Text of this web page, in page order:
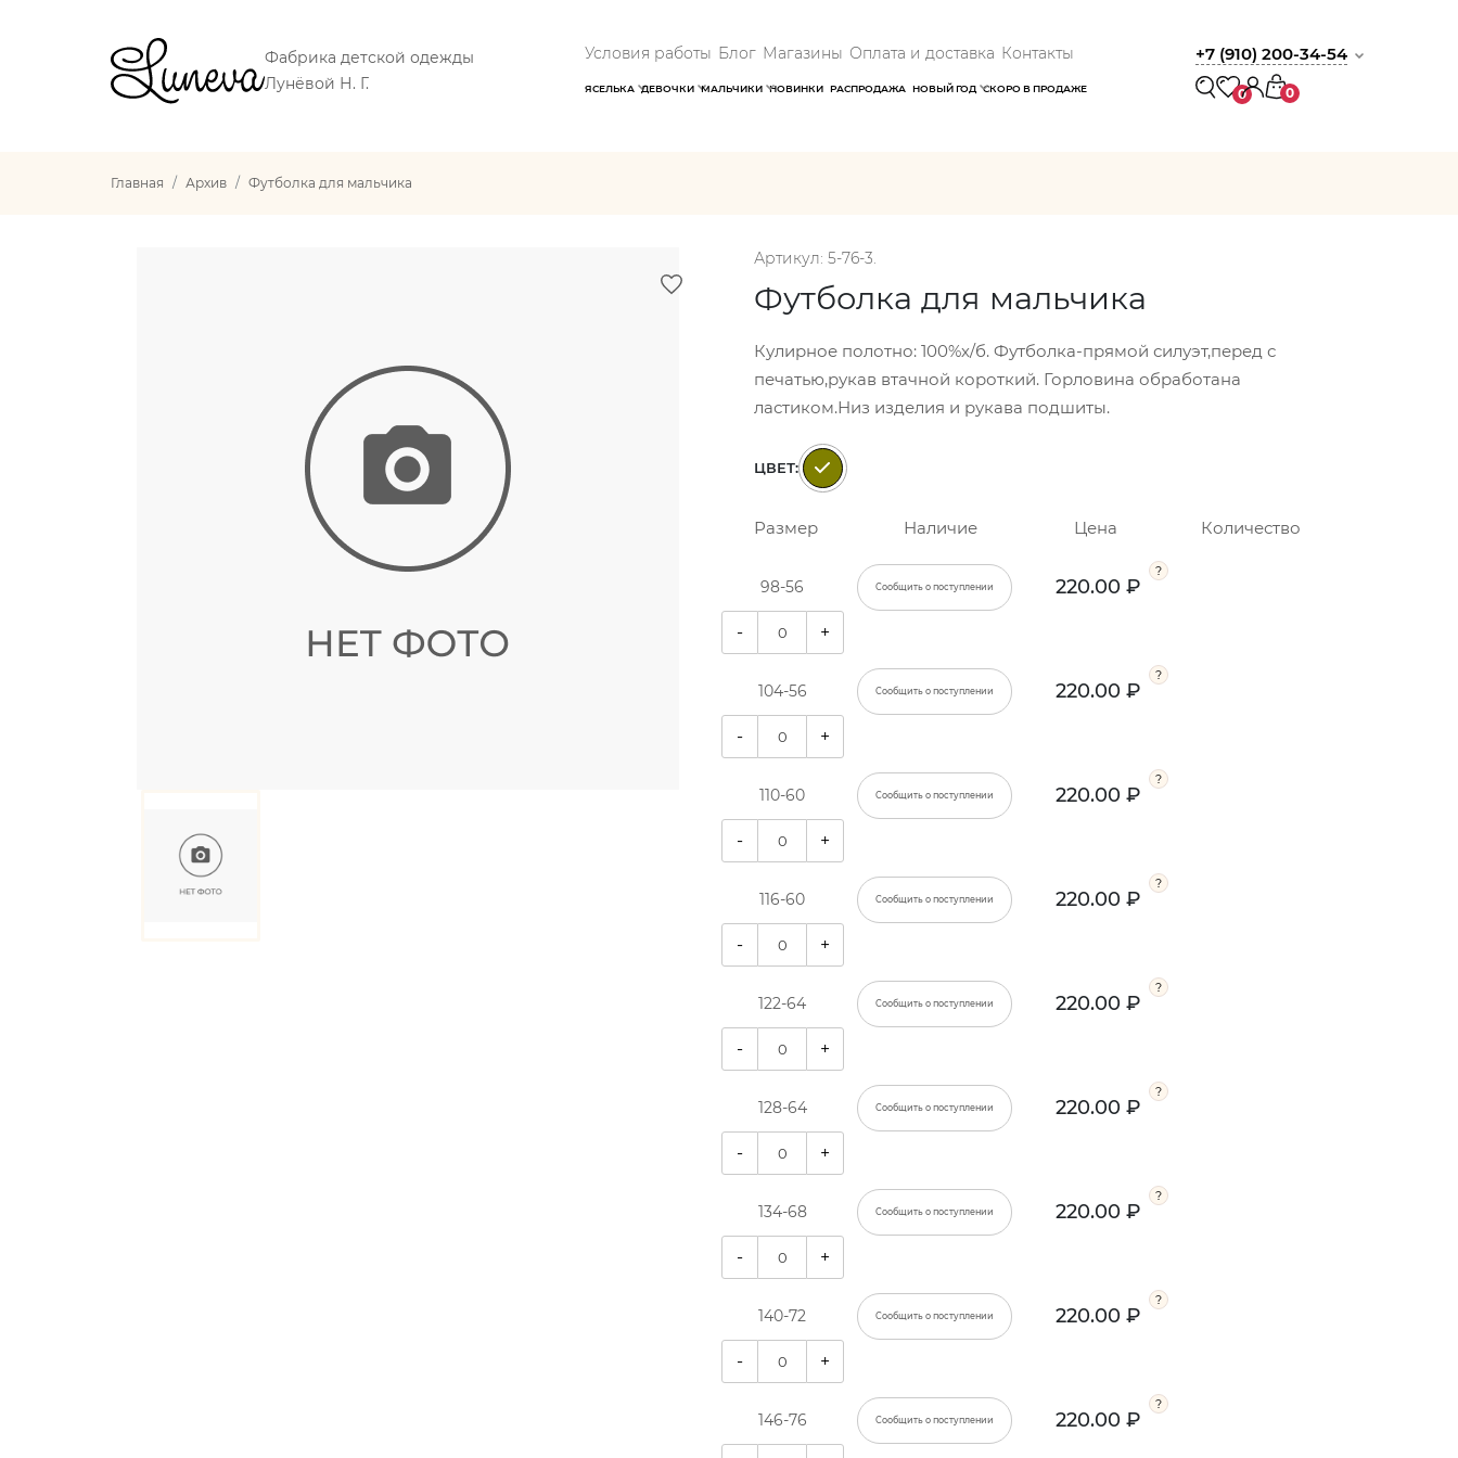
Фабрика детской одежды
Лунёвой Н. Г.
Условия работы Блог Магазины Оплата и доставка Контакты
ЯСЕЛЬКА ДЕВОЧКИ МАЛЬЧИКИ НОВИНКИ РАСПРОДАЖА НОВЫЙ ГОД СКОРО В ПРОДАЖЕ
+7 (910) 200-34-54
0 0
Главная Архив Футболка для мальчика
Артикул: 5-76-3.
Футболка для мальчика
Кулирное полотно: 100%х/б. Футболка-прямой силуэт,перед с
печатью,рукав втачной короткий. Горловина обработана
ластиком.Низ изделия и рукава подшиты.
ЦВЕТ:
Размер Наличие Цена Количество
98-56 Сообщить о поступлении 220.00 ₽
- +
104-56 Сообщить о поступлении 220.00 ₽
- +
110-60 Сообщить о поступлении 220.00 ₽
- +
116-60 Сообщить о поступлении 220.00 ₽
- +
122-64 Сообщить о поступлении 220.00 ₽
- +
128-64 Сообщить о поступлении 220.00 ₽
- +
134-68 Сообщить о поступлении 220.00 ₽
- +
140-72 Сообщить о поступлении 220.00 ₽
- +
146-76 Сообщить о поступлении 220.00 ₽